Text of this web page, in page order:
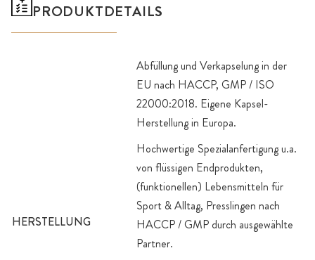
PRODUKTDETAILS
HERSTELLUNG
Abfüllung und Verkapselung in der
EU nach HACCP, GMP / ISO
22000:2018. Eigene Kapsel-
Herstellung in Europa.
Hochwertige Spezialanfertigung u.a.
von flüssigen Endprodukten,
(funktionellen) Lebensmitteln für
Sport & Alltag, Presslingen nach
HACCP / GMP durch ausgewählte
Partner.